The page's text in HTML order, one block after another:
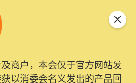
商户，本会仅于官方网站发
以消委会名义发出的产品回
网络安全，本会的投诉处理
推出新功能。由2025年11月
关闭